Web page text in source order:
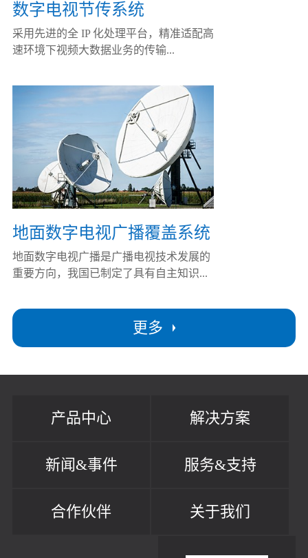
更多
数字电视节传系统
采用先进的全 IP 化处理平台，精准适配高
速环境下视频大数据业务的传输...
地面数字电视广播覆盖系统
地面数字电视广播是广播电视技术发展的
重要方向，我国已制定了具有自主知识...
产品中心 解决方案
新闻&事件 服务&支持
合作伙伴 关于我们